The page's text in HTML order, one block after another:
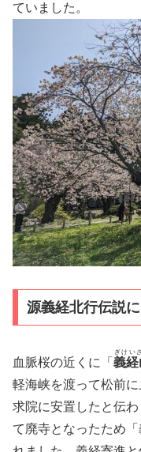
ていました。
源義経北行伝説
血脈桜の近くに「 義経
ぎけい
軽海峡を渡って松前
求院に安置したと伝
て廃寺となったため